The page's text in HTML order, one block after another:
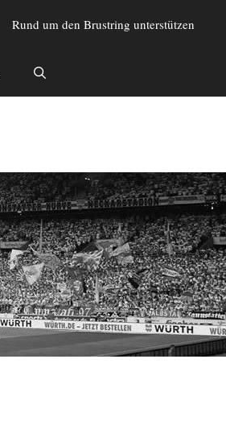
Rund um den Brustring unterstützen